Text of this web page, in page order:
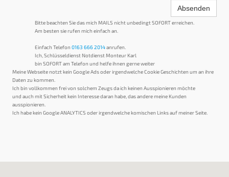
Absenden
Bitte beachten Sie das mich MAILS nicht unbedingt SOFORT erreichen.
Am besten sie rufen mich einfach an.
Einfach Telefon 0163 666 2014anrufen.
Ich, Schlüsseldienst Notdienst Monteur Karl
bin SOFORT am Telefon und helfe ihnen gerne weiter
Meine Webseite notzt kein Google Ads oder irgendwelche Cookie Geschichten um an ihre
Daten zu kommen.
Ich bin vollkommen frei von solchem Zeugs da ich keinen Ausspionieren möchte
und auch mit Sicherheit kein Interesse daran habe, das andere meine Kunden
ausspionieren.
Ich habe kein Google ANALYTICS oder irgendwelche komischen Links auf meiner Seite.